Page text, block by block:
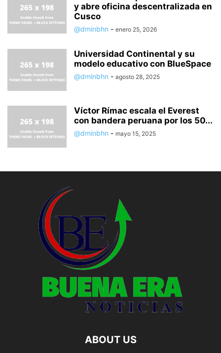
y abre oficina descentralizada en
Cusco
@dminbhn - enero 25, 2026
Universidad Continental y su
modelo educativo con BlueSpace
@dminbhn - agosto 28, 2025
Víctor Rímac escala el Everest
con bandera peruana por los 50...
@dminbhn - mayo 15, 2025
ABOUT US